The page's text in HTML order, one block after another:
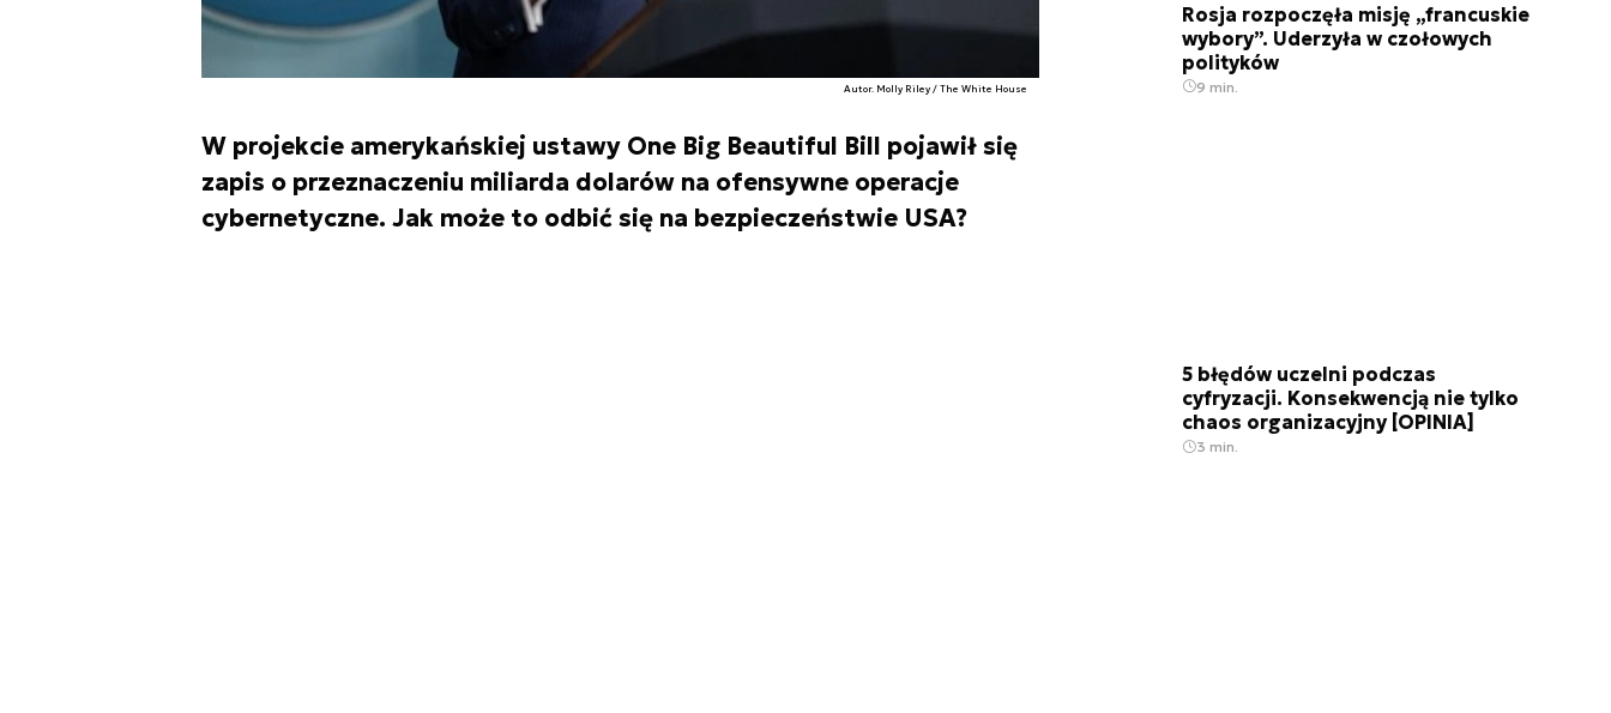
Autor. Molly Riley / The White House
W projekcie amerykańskiej ustawy One Big Beautiful Bill pojawił się
zapis o przeznaczeniu miliarda dolarów na ofensywne operacje
cybernetyczne. Jak może to odbić się na bezpieczeństwie USA?
Rosja rozpoczęła misję „francuskie
wybory”. Uderzyła w czołowych
polityków
9 min.
5 błędów uczelni podczas
cyfryzacji. Konsekwencją nie tylko
chaos organizacyjny [OPINIA]
3 min.